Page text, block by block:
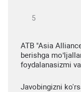
ATB "Asia
berishga
foydalanasizmi
Javobingizni